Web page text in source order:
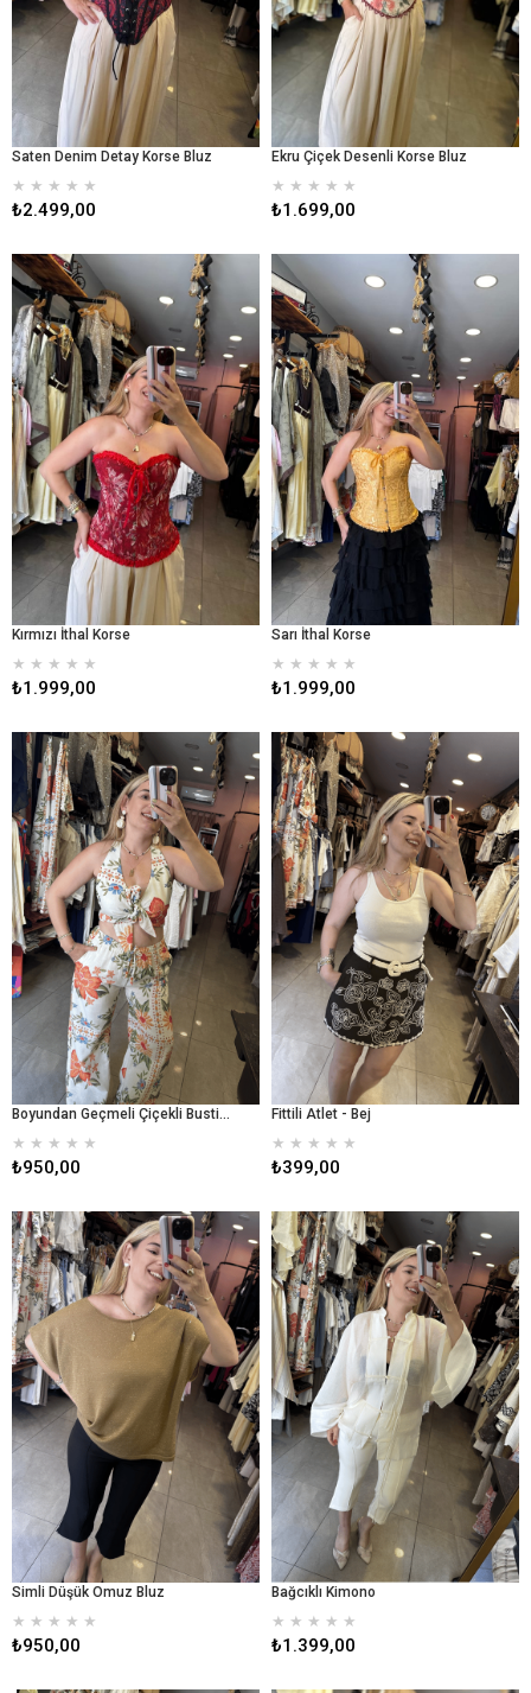
Saten Denim Detay Korse Bluz
★ ★ ★ ★ ★
₺2.499,00
Ekru Çiçek Desenli Korse Bluz
★ ★ ★ ★ ★
₺1.699,00
Kırmızı İthal Korse
★ ★ ★ ★ ★
₺1.999,00
Sarı İthal Korse
★ ★ ★ ★ ★
₺1.999,00
Boyundan Geçmeli Çiçekli Bustiyer
★ ★ ★ ★ ★
₺950,00
Fittili Atlet - Bej
★ ★ ★ ★ ★
₺399,00
Simli Düşük Omuz Bluz
★ ★ ★ ★ ★
₺950,00
Bağcıklı Kimono
★ ★ ★ ★ ★
₺1.399,00